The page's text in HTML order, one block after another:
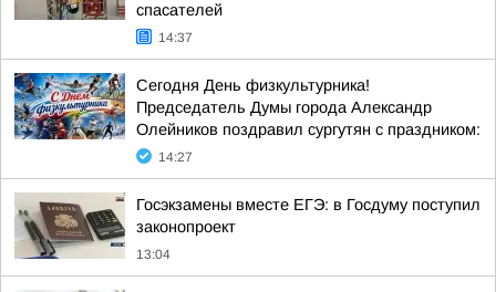
спасателей
14:37
Сегодня День физкультурника!
Председатель Думы города Александр
Олейников поздравил сургутян с праздником:
14:27
Госэкзамены вместе ЕГЭ: в Госдуму поступил
законопроект
13:04